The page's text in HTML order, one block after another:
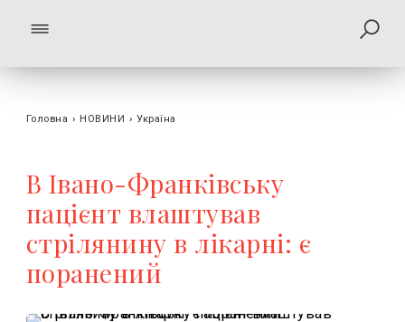
Головна › НОВИНИ › Україна
В Івано-Франківську
пацієнт влаштував
стрілянину в лікарні: є
поранений